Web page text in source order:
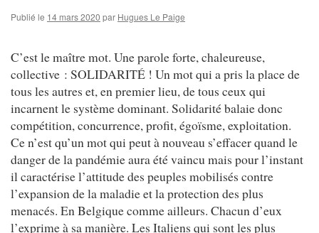
Publié le 14 mars 2020 par Hugues Le Paige
C’est le maître mot. Une parole forte, chaleureuse,
collective : SOLIDARITÉ ! Un mot qui a pris la place de
tous les autres et, en premier lieu, de tous ceux qui
incarnent le système dominant. Solidarité balaie donc
compétition, concurrence, profit, égoïsme, exploitation.
Ce n’est qu’un mot qui peut à nouveau s’effacer quand le
danger de la pandémie aura été vaincu mais pour l’instant
il caractérise l’attitude des peuples mobilisés contre
l’expansion de la maladie et la protection des plus
menacés. En Belgique comme ailleurs. Chacun d’eux
l’exprime à sa manière. Les Italiens qui sont les plus